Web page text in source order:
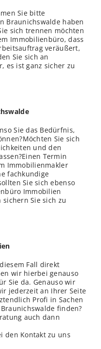
Sie bitte
Braunichswalde haben
sich trennen möchten
Immobilienbüro, dass
veräußert,
Sie sich an
es ist ganz sicher zu
Sie das Bedürfnis,
Sie sich
und den
Termin
Immobilienmakler
fachkundige
Sie sich ebenso
Immobilien
Sie sich zu
Fall direkt
wir hierbei genauso
Sie da. Genauso wir
jederzeit an Ihrer Seite
Profi in Sachen
finden?
auch dann
den Kontakt zu uns